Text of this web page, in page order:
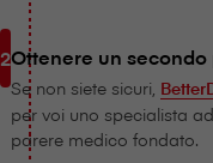
Ottenere un
Se non siete sicuri,
per voi uno specialista
parere medico fondato.